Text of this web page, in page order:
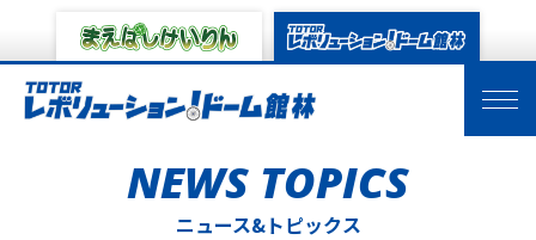
NEWS TOPICS
ニュース&トピックス